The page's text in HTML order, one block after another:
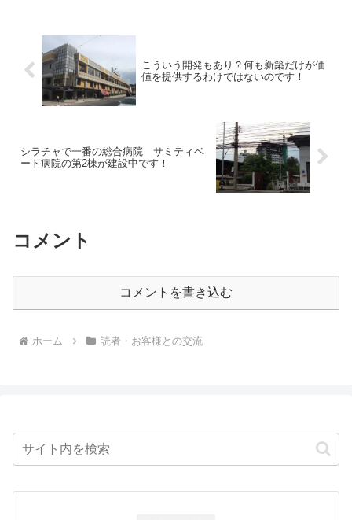
こういう開発もあり？何も新築だけが価
値を提供するわけではないのです！
シラチャで一番の総合病院 サミティベ
ート病院の第2棟が建設中です！
コメント
コメントを書き込む
ホーム 読者・お客様との交流